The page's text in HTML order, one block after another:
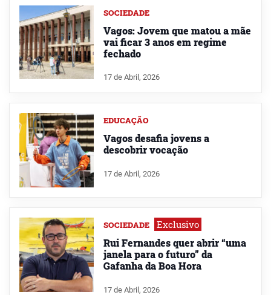
SOCIEDADE
Vagos: Jovem que matou a mãe
vai ficar 3 anos em regime
fechado
17 de Abril, 2026
EDUCAÇÃO
Vagos desafia jovens a
descobrir vocação
17 de Abril, 2026
SOCIEDADE Exclusivo
Rui Fernandes quer abrir “uma
janela para o futuro” da
Gafanha da Boa Hora
17 de Abril, 2026